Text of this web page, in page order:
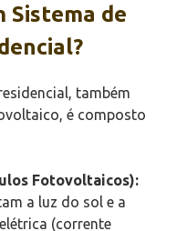
Sistema de
também
é composto
Fotovoltaicos):
a luz do sol e a
(corrente